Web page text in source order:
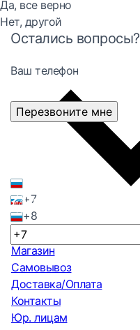
Да, все верно
Нет, другой
Остались вопросы?
Ваш телефон
+7
+8
Перезвоните мне
Магазин
Самовывоз
Доставка/Оплата
Контакты
Юр. лицам